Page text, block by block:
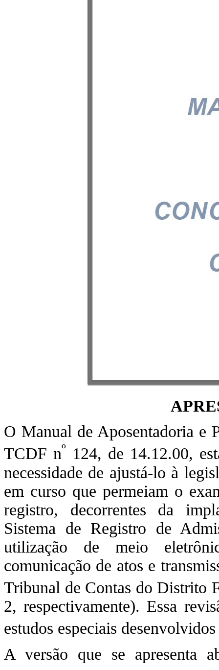
O Manual de Aposentadoria e
TCDF nº 124, de 14.12.00,
necessidade de ajustá-lo à
em curso que permeiam o
registro, decorrentes da
Sistema de Registro de
utilização de meio
comunicação de atos e
Tribunal de Contas do Distrito
2, respectivamente). Essa
estudos especiais
A versão que se apresenta